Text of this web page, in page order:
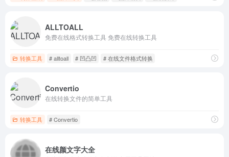
ALLTOALL
免费在线格式转换工具 免费在线转换工具
转换工具 # alltoall # 凹凸凹 # 在线文件格式转换
Convertio
在线转换文件的简单工具
转换工具 # Convertio
在线颜文字大全